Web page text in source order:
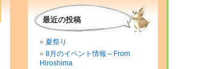
最近の投稿
夏祭り
8月のイベント情報～From
Hiroshima